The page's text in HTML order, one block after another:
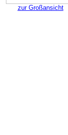
zur Großansicht